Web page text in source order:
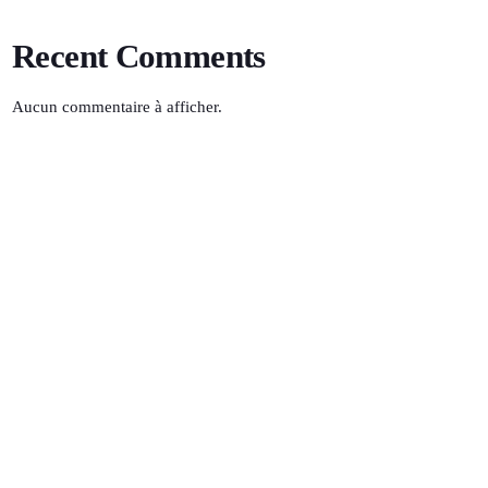
Recent Comments
Aucun commentaire à afficher.